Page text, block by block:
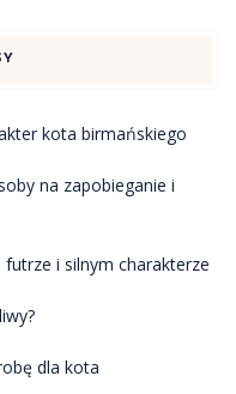
kota birmańskiego
na zapobieganie i
i silnym charakterze
dla kota